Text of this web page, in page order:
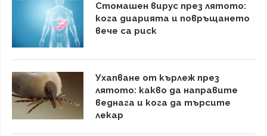
Стомашен вирус през лятото:
кога диарията и повръщането
вече са риск
Ухапване от кърлеж през
лятото: какво да направите
веднага и кога да търсите
лекар